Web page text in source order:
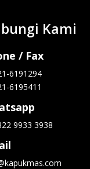
Kami
/ Fax
6191294
6195411
9933 3938